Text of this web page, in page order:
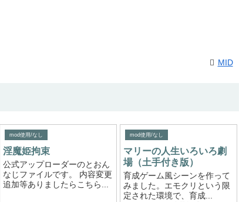
MID
mod使用/なし
淫魔姫拘束
公式アップローダーのとおん
なじファイルです。 内容変更
追加等ありましたらこちら...
mod使用/なし
マリーの人生いろいろ劇
場（土手付き版）
育成ゲーム風シーンを作って
みました。エモクリという限
定された環境で、育成...